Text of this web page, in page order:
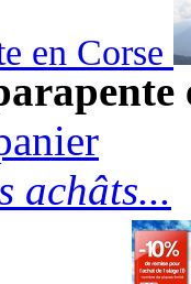
en Corse
achâts...